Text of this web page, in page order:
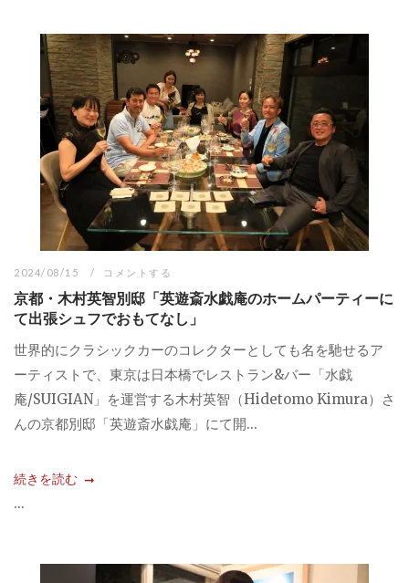
2024/08/15 コメントする
京都・木村英智別邸「英遊斎水戯庵のホームパーティーに
て出張シュフでおもてなし」
世界的にクラシックカーのコレクターとしても名を馳せるア
ーティストで、東京は日本橋でレストラン&バー「水戯
庵/SUIGIAN」を運営する木村英智（Hidetomo Kimura）さ
んの京都別邸「英遊斎水戯庵」にて開...
続きを読む
...